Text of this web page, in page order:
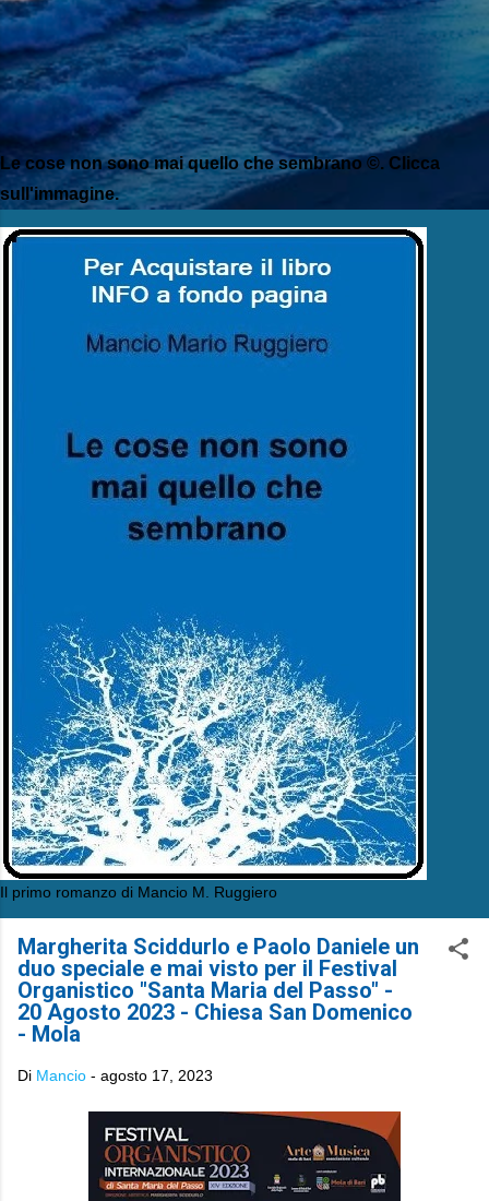
Le cose non sono mai quello che sembrano ©. Clicca
sull'immagine.
Il primo romanzo di Mancio M. Ruggiero
Margherita Sciddurlo e Paolo Daniele un
duo speciale e mai visto per il Festival
Organistico "Santa Maria del Passo" -
20 Agosto 2023 - Chiesa San Domenico
- Mola
Di Mancio - agosto 17, 2023